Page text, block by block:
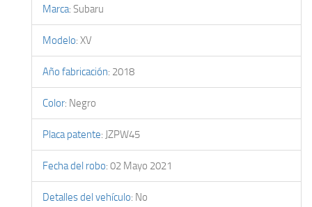
Marca: Subaru
Modelo: XV
Año fabricación: 2018
Color: Negro
Placa patente: JZPW45
Fecha del robo: 02 Mayo 2021
Detalles del vehículo: No